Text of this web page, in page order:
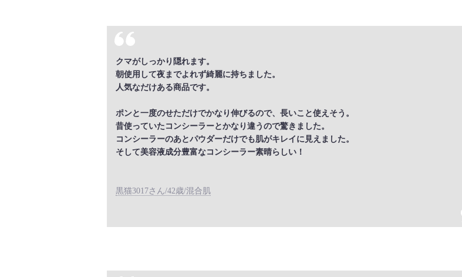
クマがしっかり隠れます。
朝使用して夜までよれず綺麗に持ちました。
人気なだけある商品です。
ポンと一度のせただけでかなり伸びるので、長いこと使えそう。
昔使っていたコンシーラーとかなり違うので驚きました。
コンシーラーのあとパウダーだけでも肌がキレイに見えました。
そして美容液成分豊富なコンシーラー素晴らしい！
黒猫3017さん/42歳/混合肌